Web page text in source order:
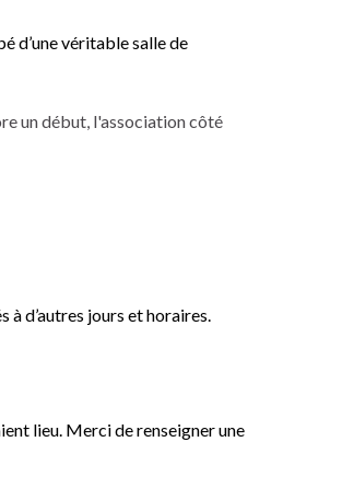
d’une véritable salle de
un début, l'association côté
d’autres jours et horaires.
lieu. Merci de renseigner une